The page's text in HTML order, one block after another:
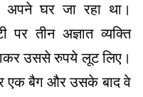
घर जा रहा था।
पर तीन अज्ञात व्यक्ति
उससे रुपये लूट लिए।
एक बैग और उसके बाद वे